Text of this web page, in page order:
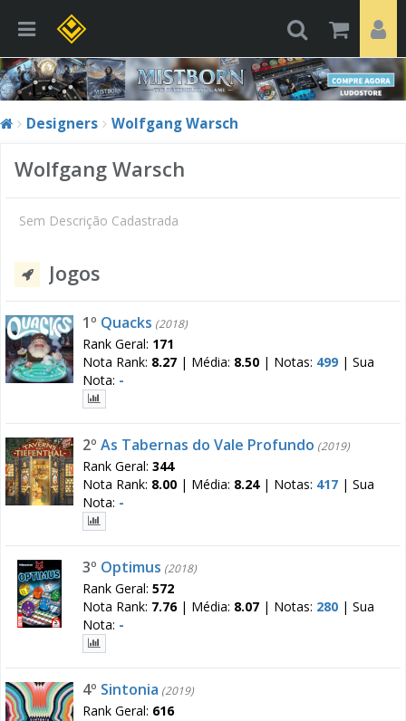
Designers Wolfgang Warsch
Wolfgang Warsch
Sem Descrição Cadastrada
Jogos
1º Quacks (2018)
Rank Geral: 171
Nota Rank: 8.27 | Média: 8.50 | Notas: 499 | Sua
Nota: -
2º As Tabernas do Vale Profundo (2019)
Rank Geral: 344
Nota Rank: 8.00 | Média: 8.24| Notas: 417 | Sua
Nota: -
3º Optimus (2018)
Rank Geral: 572
Nota Rank: 7.76| Média: 8.07 | Notas: 280 | Sua
Nota: -
4º Sintonia (2019)
Rank Geral: 616